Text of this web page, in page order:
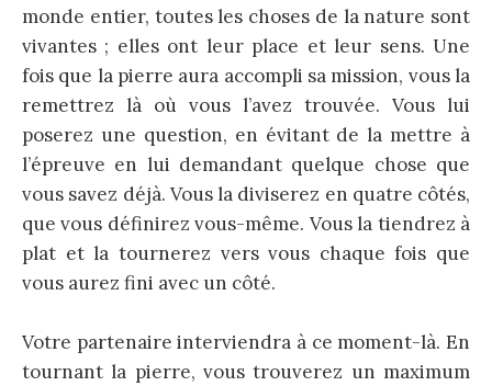
monde entier, toutes les choses de la nature sont
vivantes ; elles ont leur place et leur sens. Une
fois que la pierre aura accompli sa mission, vous la
remettrez là où vous l’avez trouvée. Vous lui
poserez une question, en évitant de la mettre à
l’épreuve en lui demandant quelque chose que
vous savez déjà. Vous la diviserez en quatre côtés,
que vous définirez vous-même. Vous la tiendrez à
plat et la tournerez vers vous chaque fois que
vous aurez fini avec un côté.
Votre partenaire interviendra à ce moment-là. En
tournant la pierre, vous trouverez un maximum